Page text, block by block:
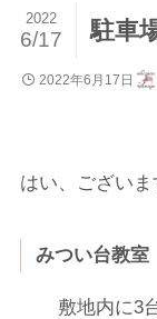
駐車
2022
6/17
2022年6月17日
はい、ございま
みつい台教室
敷地内に3